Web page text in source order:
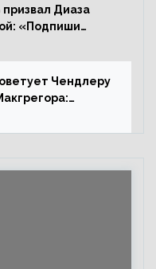
призвал Диаза
«Подпиши
Чендлеру
а Конор умеет